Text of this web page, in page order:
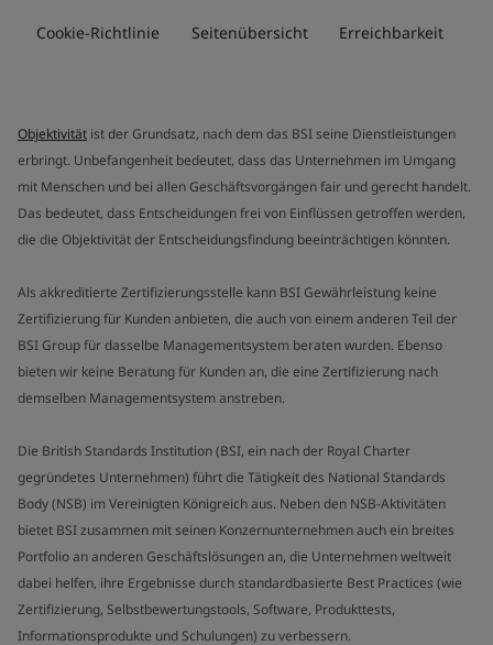
Cookie-Richtlinie Seitenübersicht Erreichbarkeit
Objektivität ist der Grundsatz, nach dem das BSI seine Dienstleistungen
erbringt. Unbefangenheit bedeutet, dass das Unternehmen im Umgang
mit Menschen und bei allen Geschäftsvorgängen fair und gerecht handelt.
Das bedeutet, dass Entscheidungen frei von Einflüssen getroffen werden,
die die Objektivität der Entscheidungsfindung beeinträchtigen könnten.
Als akkreditierte Zertifizierungsstelle kann BSI Gewährleistung keine
Zertifizierung für Kunden anbieten, die auch von einem anderen Teil der
BSI Group für dasselbe Managementsystem beraten wurden. Ebenso
bieten wir keine Beratung für Kunden an, die eine Zertifizierung nach
demselben Managementsystem anstreben.
Die British Standards Institution (BSI, ein nach der Royal Charter
gegründetes Unternehmen) führt die Tätigkeit des National Standards
Body (NSB) im Vereinigten Königreich aus. Neben den NSB-Aktivitäten
bietet BSI zusammen mit seinen Konzernunternehmen auch ein breites
Portfolio an anderen Geschäftslösungen an, die Unternehmen weltweit
dabei helfen, ihre Ergebnisse durch standardbasierte Best Practices (wie
Zertifizierung, Selbstbewertungstools, Software, Produkttests,
Informationsprodukte und Schulungen) zu verbessern.